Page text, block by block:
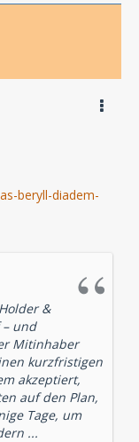
beryll-diadem-
&
und
Mitinhaber
kurzfristigen
akzeptiert,
auf den Plan,
Tage, um
...